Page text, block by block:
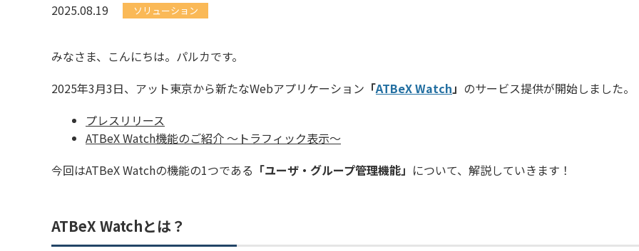
2025.08.19 ソリューション
みなさま、こんにちは。パルカです。
2025年3月3日、アット東京から新たなWebアプリケーション 「ATBeX Watch」 のサービス提供が開始しました。
プレスリリース
ATBeX Watch機能のご紹介 ～トラフィック表示～
今回はATBeX Watchの機能の1つである 「ユーザ・グループ管理機能」 について、解説していきます！
ATBeX Watchとは？